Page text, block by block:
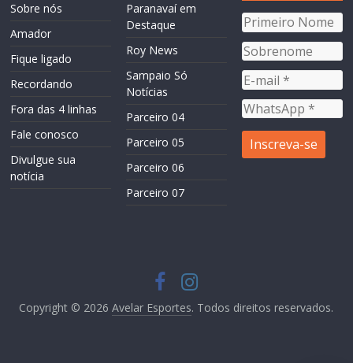
Sobre nós
Amador
Fique ligado
Recordando
Fora das 4 linhas
Fale conosco
Divulgue sua
notícia
Paranavaí em
Destaque
Roy News
Sampaio Só
Notícias
Parceiro 04
Parceiro 05
Parceiro 06
Parceiro 07
Copyright © 2026Avelar Esportes. Todos direitos reservados.